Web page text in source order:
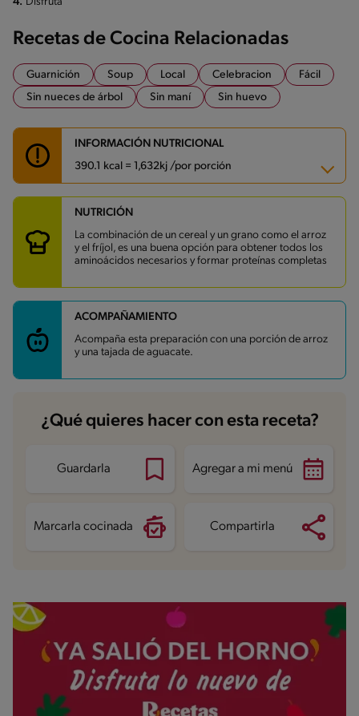
Recetas de Cocina Relacionadas
Guarnición Soup Local Celebracion
Fácil
Sin nueces de árbol
Sin maní Sin huevo
INFORMACIÓN NUTRICIONAL
390.1 kcal = 1,632kj /por porción
Carbohidratos
Energía 390.1 kcal
Grasas 8.1 g
Fibra 9.8 g
9.1 g
NUTRICIÓN
La combinación de un cereal y un grano como el arroz
y el fríjol, es una buena opción para obtener todos los
aminoácidos necesarios y formar proteínas completas
ACOMPAÑAMIENTO
Acompaña esta preparación con una porción de arroz
y una tajada de aguacate.
¿Qué quieres hacer con esta receta?
Guardarla Agregar a mi menú
Marcarla cocinada Compartirla